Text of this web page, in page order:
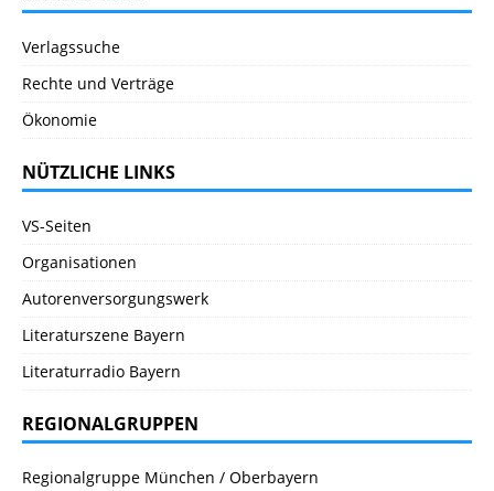
Verlagssuche
Rechte und Verträge
Ökonomie
NÜTZLICHE LINKS
VS-Seiten
Organisationen
Autorenversorgungswerk
Literaturszene Bayern
Literaturradio Bayern
REGIONALGRUPPEN
Regionalgruppe München / Oberbayern